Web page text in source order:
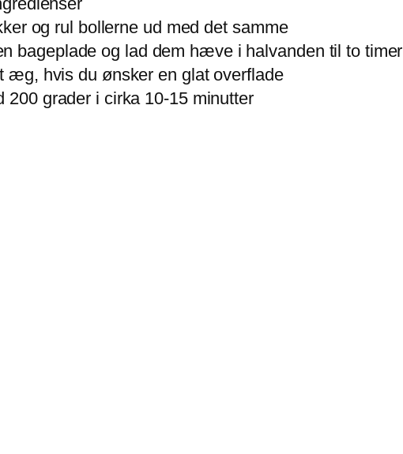
og rul bollerne ud med det samme
bageplade og lad dem hæve i halvanden til to timer
æg, hvis du ønsker en glat overflade
200 grader i cirka 10-15 minutter